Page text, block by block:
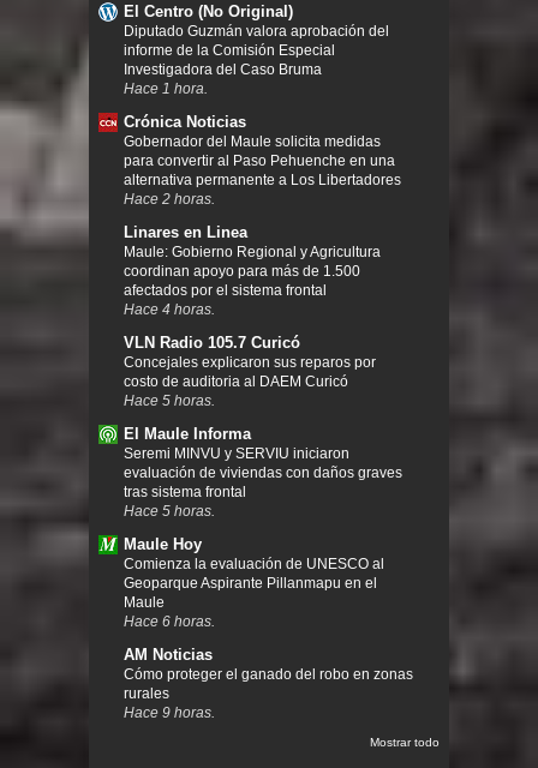
El Centro (No Original)
Diputado Guzmán valora aprobación del
informe de la Comisión Especial
Investigadora del Caso Bruma
Hace 1 hora.
Crónica Noticias
Gobernador del Maule solicita medidas
para convertir al Paso Pehuenche en una
alternativa permanente a Los Libertadores
Hace 2 horas.
Linares en Linea
Maule: Gobierno Regional y Agricultura
coordinan apoyo para más de 1.500
afectados por el sistema frontal
Hace 4 horas.
VLN Radio 105.7 Curicó
Concejales explicaron sus reparos por
costo de auditoria al DAEM Curicó
Hace 5 horas.
El Maule Informa
Seremi MINVU y SERVIU iniciaron
evaluación de viviendas con daños graves
tras sistema frontal
Hace 5 horas.
Maule Hoy
Comienza la evaluación de UNESCO al
Geoparque Aspirante Pillanmapu en el
Maule
Hace 6 horas.
AM Noticias
Cómo proteger el ganado del robo en zonas
rurales
Hace 9 horas.
Mostrar todo